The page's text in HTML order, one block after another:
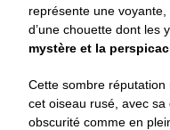
représente une
d’une chouette dont les
mystère et la
Cette sombre réputation
cet oiseau rusé, avec
obscurité comme en